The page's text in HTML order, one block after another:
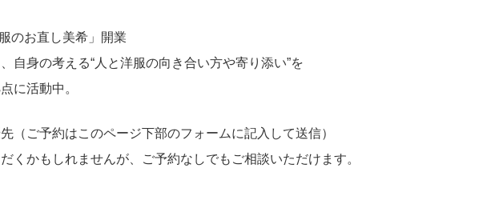
のお直し美希」開業
自身の考える“人と洋服の向き合い方や寄り添い”を
に活動中。
（ご予約はこのページ下部のフォームに記入して送信）
くかもしれませんが、ご予約なしでもご相談いただけます。